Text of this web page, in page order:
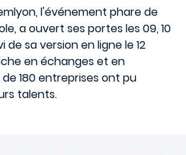
l'événement phare de
a ouvert ses portes les 09, 10
de sa version en ligne le 12
en échanges et en
180 entreprises ont pu
talents.